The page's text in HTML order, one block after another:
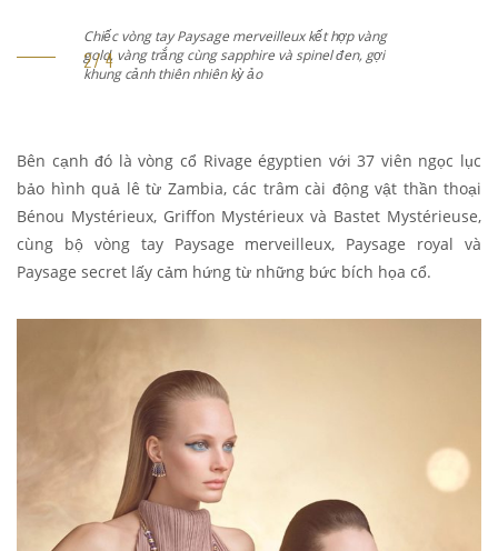
Chiếc vòng tay Paysage merveilleux kết hợp vàng
gold, vàng trắng cùng sapphire và spinel đen, gợi
khung cảnh thiên nhiên kỳ ảo
Bên cạnh đó là vòng cổ Rivage égyptien với 37 viên ngọc lục
bảo hình quả lê từ Zambia, các trâm cài động vật thần thoại
Bénou Mystérieux, Griffon Mystérieux và Bastet Mystérieuse,
cùng bộ vòng tay Paysage merveilleux, Paysage royal và
Paysage secret lấy cảm hứng từ những bức bích họa cổ.